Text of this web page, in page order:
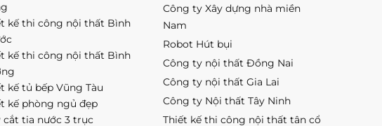
kế thi công nội thất Bình
kế thi công nội thất Bình
kế tủ bếp Vũng Tàu
kế phòng ngủ đẹp
cắt tia nước 3 trục
Công ty Xây dựng nhà miền
Nam
Robot Hút bụi
Công ty nội thất Đồng Nai
Công ty nội thất Gia Lai
Công ty Nội thất Tây Ninh
Thiết kế thi công nội thất tân cổ